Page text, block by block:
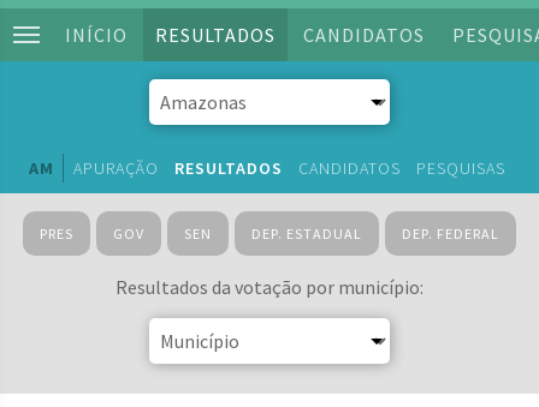
INÍCIO RESULTADOS CANDIDATOS
AM APURAÇÃO RESULTADOS CANDIDATOS PESQUISAS
PRES GOV SEN DEP. ESTADUAL DEP. FEDERAL
Resultados da votação por município: